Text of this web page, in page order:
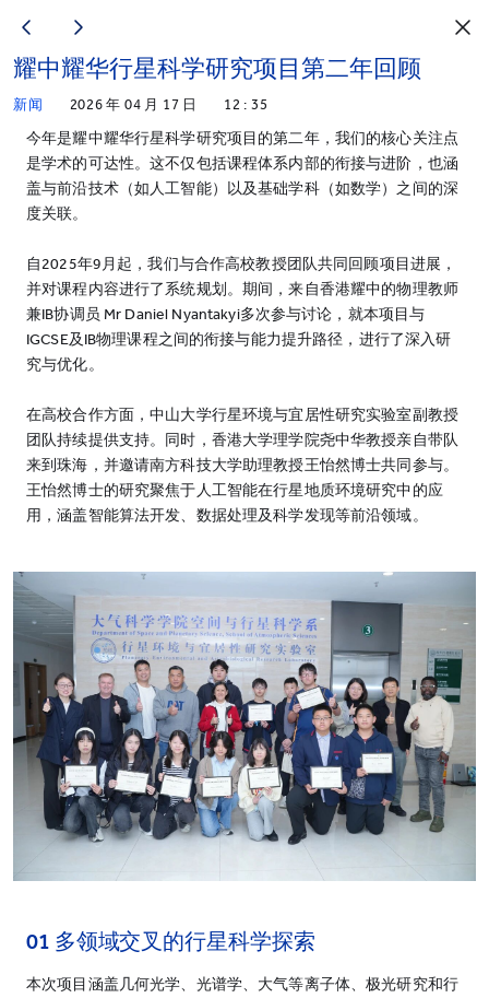
耀中耀华行星科学研究项目第二年回顾
新闻 2026 年 04 月 17 日 12 : 35
今年是耀中耀华行星科学研究项目的第二年，我们的核心关注点
是学术的可达性。这不仅包括课程体系内部的衔接与进阶，也涵
盖与前沿技术（如人工智能）以及基础学科（如数学）之间的深
度关联。
自2025年9月起，我们与合作高校教授团队共同回顾项目进展，
并对课程内容进行了系统规划。期间，来自香港耀中的物理教师
兼IB协调员 Mr Daniel Nyantakyi多次参与讨论，就本项目与
IGCSE及IB物理课程之间的衔接与能力提升路径，进行了深入研
究与优化。
在高校合作方面，中山大学行星环境与宜居性研究实验室副教授
团队持续提供支持。同时，香港大学理学院尧中华教授亲自带队
来到珠海，并邀请南方科技大学助理教授王怡然博士共同参与。
王怡然博士的研究聚焦于人工智能在行星地质环境研究中的应
用，涵盖智能算法开发、数据处理及科学发现等前沿领域。
01 多领域交叉的行星科学探索
本次项目涵盖几何光学、光谱学、大气等离子体、极光研究和行